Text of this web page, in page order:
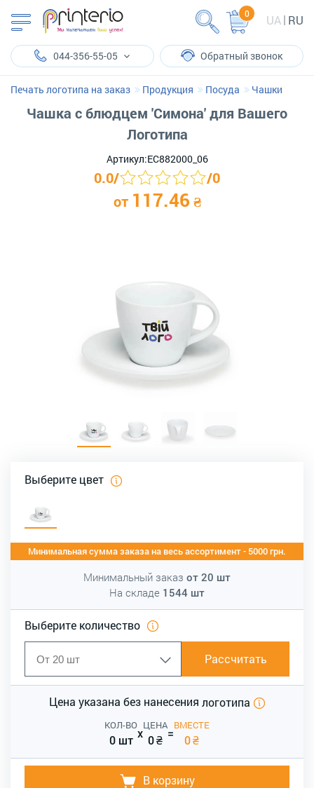
UA RU
0
044-356-55-05 Обратный звонок
Печать логотипа на заказ Продукция Посуда Чашки
Чашка с блюдцем 'Симона' для Вашего
Логотипа
Артикул:ЕС882000_06
0.0/ /0
от 117.46 ₴
Выберите цвет
Минимальная сумма заказа на весь ассортимент - 5000 грн.
Минимальный заказ от 20 шт
На складе 1544 шт
Выберите количество
Рассчитать
Цена указана без нанесения логотипа
КОЛ-ВО
0 шт x
ЦЕНА
0₴ =
ВМЕСТЕ
0₴
В корзину